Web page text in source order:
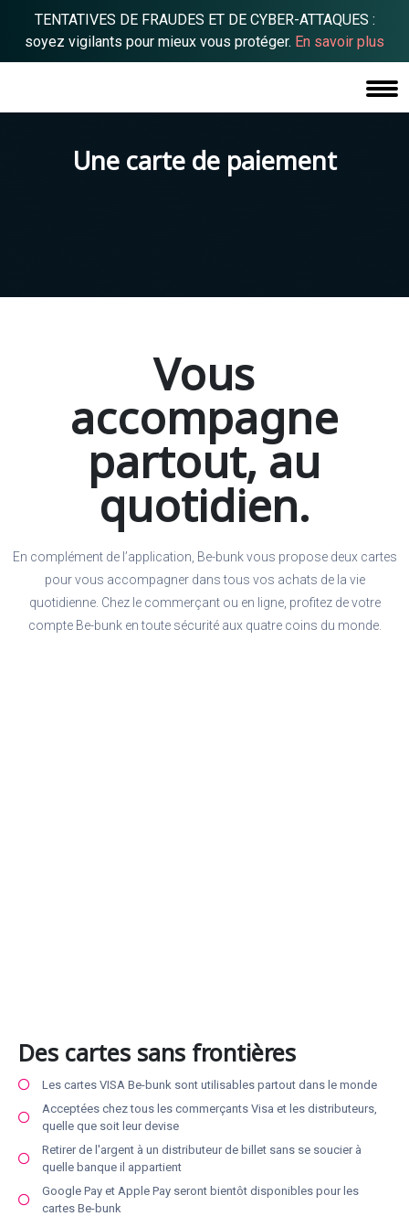
TENTATIVES DE FRAUDES ET DE CYBER-ATTAQUES :
soyez vigilants pour mieux vous protéger. En savoir plus
Une carte de paiement
Vous
accompagne
partout, au
quotidien.
En complément de l’application, Be-bunk vous propose deux cartes
pour vous accompagner dans tous vos achats de la vie
quotidienne. Chez le commerçant ou en ligne, profitez de votre
compte Be-bunk en toute sécurité aux quatre coins du monde.
Des cartes sans frontières
Les cartes VISA Be-bunk sont utilisables partout dans le monde
Acceptées chez tous les commerçants Visa et les distributeurs,
quelle que soit leur devise
Retirer de l'argent à un distributeur de billet sans se soucier à
quelle banque il appartient
Google Pay et Apple Pay seront bientôt disponibles pour les
cartes Be-bunk